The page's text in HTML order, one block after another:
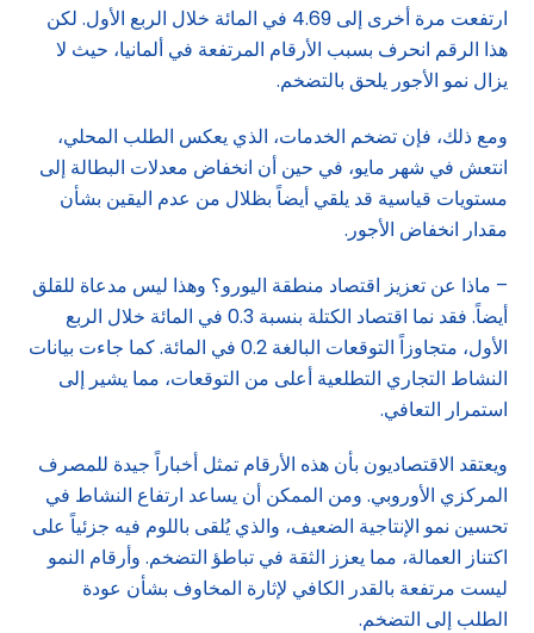
ارتفعت مرة أخرى إلى 4.69 في المائة خلال الربع الأول. لكن
هذا الرقم انحرف بسبب الأرقام المرتفعة في ألمانيا، حيث لا
يزال نمو الأجور يلحق بالتضخم.
ومع ذلك، فإن تضخم الخدمات، الذي يعكس الطلب المحلي،
انتعش في شهر مايو، في حين أن انخفاض معدلات البطالة إلى
مستويات قياسية قد يلقي أيضاً بظلال من عدم اليقين بشأن
مقدار انخفاض الأجور.
– ماذا عن تعزيز اقتصاد منطقة اليورو؟ وهذا ليس مدعاة للقلق
أيضاً. فقد نما اقتصاد الكتلة بنسبة 0.3 في المائة خلال الربع
الأول، متجاوزاً التوقعات البالغة 0.2 في المائة. كما جاءت بيانات
النشاط التجاري التطلعية أعلى من التوقعات، مما يشير إلى
استمرار التعافي.
ويعتقد الاقتصاديون بأن هذه الأرقام تمثل أخباراً جيدة للمصرف
المركزي الأوروبي. ومن الممكن أن يساعد ارتفاع النشاط في
تحسين نمو الإنتاجية الضعيف، والذي يُلقى باللوم فيه جزئياً على
اكتناز العمالة، مما يعزز الثقة في تباطؤ التضخم. وأرقام النمو
ليست مرتفعة بالقدر الكافي لإثارة المخاوف بشأن عودة
الطلب إلى التضخم.